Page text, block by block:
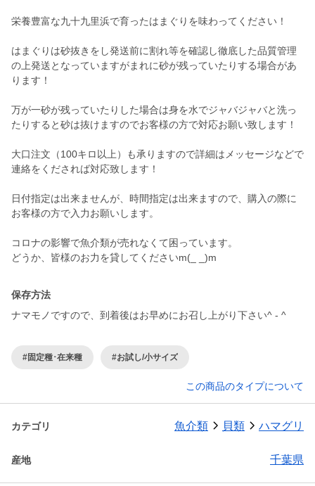
栄養豊富な九十九里浜で育ったはまぐりを味わってください！
はまぐりは砂抜きをし発送前に割れ等を確認し徹底した品質管理
の上発送となっていますがまれに砂が残っていたりする場合があ
ります！
万が一砂が残っていたりした場合は身を水でジャバジャバと洗っ
たりすると砂は抜けますのでお客様の方で対応お願い致します！
大口注文（100キロ以上）も承りますので詳細はメッセージなどで
連絡をくだされば対応致します！
日付指定は出来ませんが、時間指定は出来ますので、購入の際に
お客様の方で入力お願いします。
コロナの影響で魚介類が売れなくて困っています。
どうか、皆様のお力を貸してくださいm(_ _)m
保存方法
ナマモノですので、到着後はお早めにお召し上がり下さい^ - ^
#固定種･在来種 #お試し/小サイズ
この商品のタイプについて
カテゴリ 魚介類 貝類 ハマグリ
産地 千葉県